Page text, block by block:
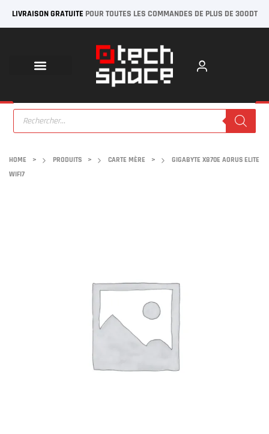
LIVRAISON GRATUITE POUR TOUTES LES COMMANDES DE PLUS DE 300DT
HOME > PRODUITS > CARTE MÈRE >
GIGABYTE X870E AORUS ELITE
WIFI7